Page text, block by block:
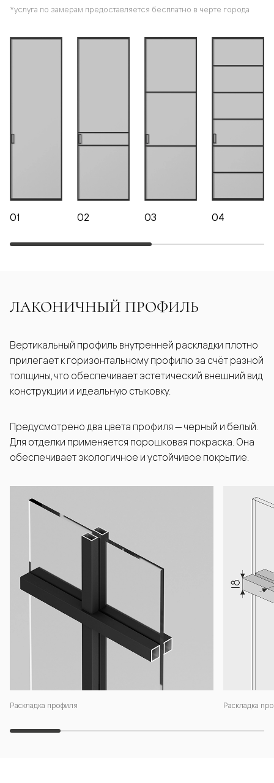
*услуга по замерам предоставляется бесплатно в черте города
01 02 03 04
ЛАКОНИЧНЫЙ ПРОФИЛЬ
Раскладка профиля Раскладка
Вертикальный профиль внутренней раскладки плотно
прилегает к горизонтальному профилю за счёт разной
толщины, что обеспечивает эстетический внешний вид
конструкции и идеальную стыковку.
Предусмотрено два цвета профиля — черный и белый.
Для отделки применяется порошковая покраска. Она
обеспечивает экологичное и устойчивое покрытие.